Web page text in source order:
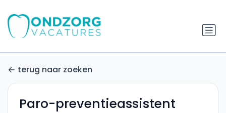
terug naar zoeken
Paro-preventieassistent